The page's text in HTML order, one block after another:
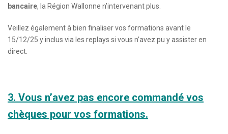
bancaire, la Région Wallonne n’intervenant plus.
Veillez également à bien finaliser vos formations avant le
15/12/25 y inclus via les replays si vous n’avez pu y assister en
direct.
3. Vous n’avez pas encore commandé vos
chèques pour vos formations.